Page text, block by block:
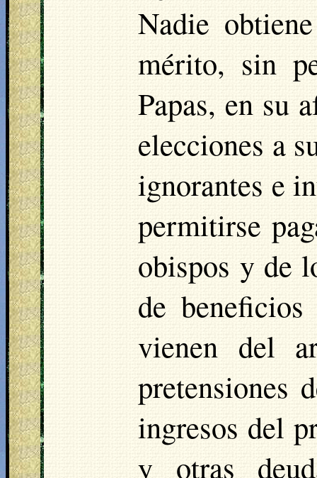
Nadie
mérito, sin
Papas, en su
elecciones a
ignorantes e
permitirse
obispos y de
de
vienen del
pretensiones
ingresos del
y otras